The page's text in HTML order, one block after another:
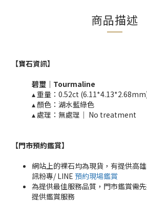
商品描述
【寶石資訊】
碧璽 ｜ Tourmaline​
▴ 重量：0.52ct
▴ 顏色：湖水藍綠色
▴ 處理：無處理｜ No treatment​​
【門市預約鑑賞】
網站上的裸石均為現貨，有提供高
訊粉專/ LINE 預約現場鑑賞
為提供最佳服務品質，門市鑑賞需
提供鑑賞服務